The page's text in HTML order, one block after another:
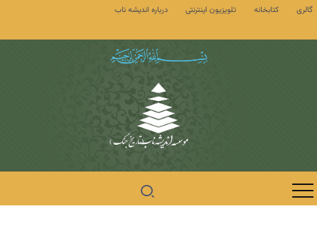
گالری کتابخانه تلویزیون اینترنتی درباره اندیشه ناب